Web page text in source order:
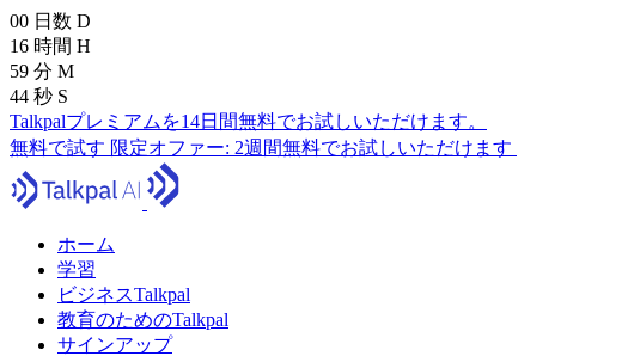
00 日数 D
16 時間 H
59 分 M
43 秒 S
Talkpalプレミアムを14日間無料でお試しいただけます。
無料で試す 限定オファー: 2週間無料でお試しいただけます
ホーム
学習
ビジネスTalkpal
教育のためのTalkpal
サインアップ